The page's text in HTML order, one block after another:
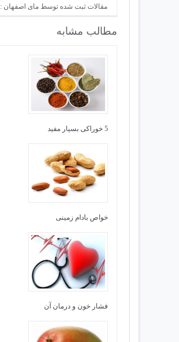
مقالات ثبت شده توسط مای اصفهان : 1265
مطالب مشابه
5 خوراکی بسیار مفید
خواص بادام زمینی
فشار خون و درمان آن